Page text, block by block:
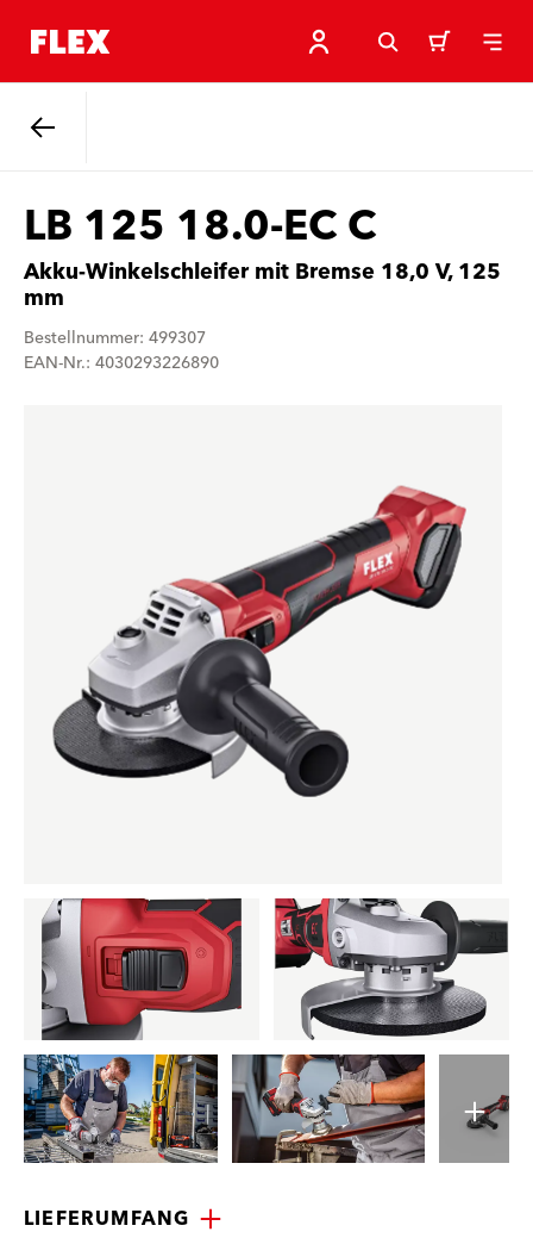
LB 125 18.0-EC C
Akku-Winkelschleifer mit Bremse 18,0 V, 125
mm
Bestellnummer: 499307
EAN-Nr.: 4030293226890
LIEFERUMFANG